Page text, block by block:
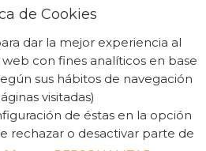
© 2026. Todos los Derechos
Guia33 SL
de Cookies
dar la mejor experiencia al
con fines analíticos en base
sus hábitos de navegación
visitadas)
de éstas en la opción
rechazar o desactivar parte de